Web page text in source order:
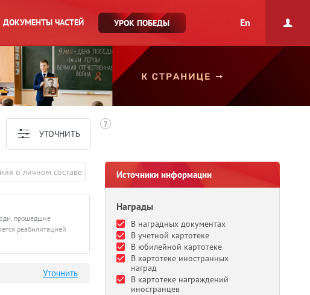
ДОКУМЕНТЫ ЧАСТЕЙ УРОК ПОБЕДЫ En
УТОЧНИТЬ
Источники информации
Награды
В наградных документах
В учетной картотеке
В юбилейной картотеке
В картотеке иностранных
наград
В картотеке награждений
иностранцев
о личном составе
прошедшие
реабилитацией
Уточнить